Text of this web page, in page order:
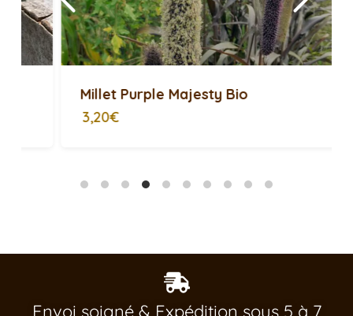
Millet Purple Majesty Bio
Envoi soigné & Expédition sous 5 à 7